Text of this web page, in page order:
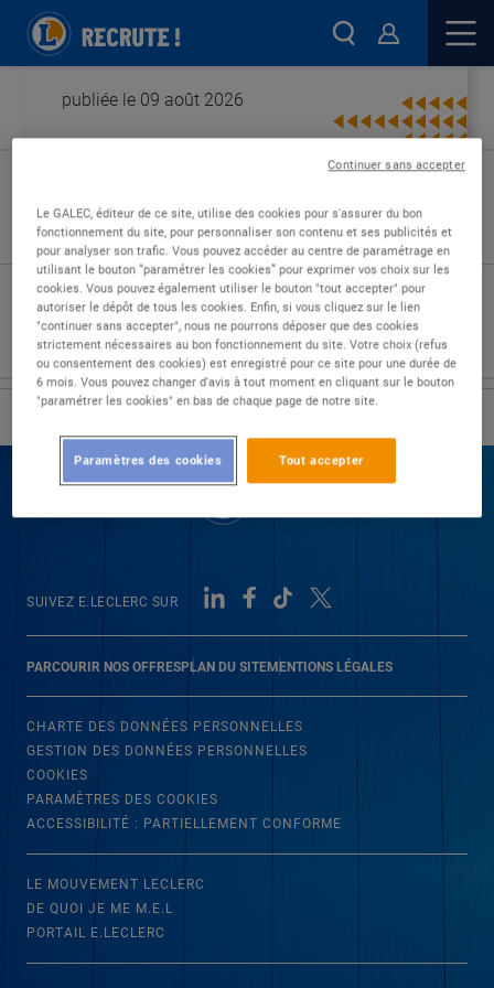
publiée le 09 août 2026
Type de contrat :
Expérience :
Études :
PARCOURIR NOS OFFRESPLAN DU SITEMENTIONS LÉGALES
SUIVEZ E.LECLERC SUR
CHARTE DES DONNÉES PERSONNELLES
GESTION DES DONNÉES PERSONNELLES
COOKIES
PARAMÈTRES DES COOKIES
ACCESSIBILITÉ : PARTIELLEMENT CONFORME
LE MOUVEMENT LECLERC
DE QUOI JE ME M.E.L
PORTAIL E.LECLERC
Le GALEC, éditeur de ce site, utilise des cookies pour s'assurer du bon
fonctionnement du site, pour personnaliser son contenu et ses publicités et
pour analyser son trafic. Vous pouvez accéder au centre de paramétrage en
utilisant le bouton “paramétrer les cookies” pour exprimer vos choix sur les
cookies. Vous pouvez également utiliser le bouton "tout accepter" pour
autoriser le dépôt de tous les cookies. Enfin, si vous cliquez sur le lien
"continuer sans accepter", nous ne pourrons déposer que des cookies
strictement nécessaires au bon fonctionnement du site. Votre choix (refus
ou consentement des cookies) est enregistré pour ce site pour une durée de
6 mois. Vous pouvez changer d'avis à tout moment en cliquant sur le bouton
"paramétrer les cookies" en bas de chaque page de notre site.
Tout accepter
Paramètres des cookies
Continuer sans accepter